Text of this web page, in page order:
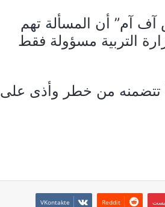
آم” أن المسألة تهم
التربية مسؤولة فقط
تتضمنه من خطر وأذى على